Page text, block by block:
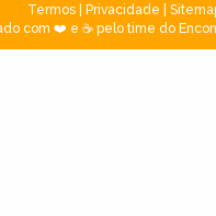
Termos| Privacidade
com ❤️ e ☕ pelo time do